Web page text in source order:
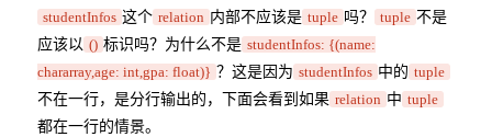
studentInfos 这个 relation 内部不应该是 tuple 吗？ tuple 不是
应该以 () 标识吗？为什么不是 studentInfos: {(name:
chararray,age: int,gpa: float)} ？这是因为 studentInfos 中的 tuple
不在一行，是分行输出的，下面会看到如果 relation 中 tuple
都在一行的情景。